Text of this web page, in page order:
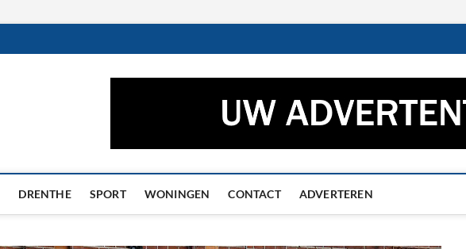
NoordActueel – Het laatste nieuws
DRENTHE SPORT WONINGEN CONTACT ADVERTEREN